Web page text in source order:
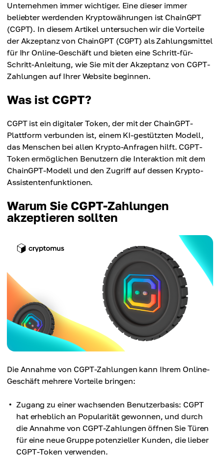
Unternehmen immer wichtiger. Eine dieser immer
beliebter werdenden Kryptowährungen ist ChainGPT
(CGPT). In diesem Artikel untersuchen wir die Vorteile
der Akzeptanz von ChainGPT (CGPT) als Zahlungsmittel
für Ihr Online-Geschäft und bieten eine Schritt-für-
Schritt-Anleitung, wie Sie mit der Akzeptanz von CGPT-
Zahlungen auf Ihrer Website beginnen.
Was ist CGPT?
CGPT ist ein digitaler Token, der mit der ChainGPT-
Plattform verbunden ist, einem KI-gestützten Modell,
das Menschen bei allen Krypto-Anfragen hilft. CGPT-
Token ermöglichen Benutzern die Interaktion mit dem
ChainGPT-Modell und den Zugriff auf dessen Krypto-
Assistentenfunktionen.
Warum Sie CGPT-Zahlungen
akzeptieren sollten
Die Annahme von CGPT-Zahlungen kann Ihrem Online-
Geschäft mehrere Vorteile bringen:
Zugang zu einer wachsenden Benutzerbasis: CGPT
hat erheblich an Popularität gewonnen, und durch
die Annahme von CGPT-Zahlungen öffnen Sie Türen
für eine neue Gruppe potenzieller Kunden, die lieber
CGPT-Token verwenden.